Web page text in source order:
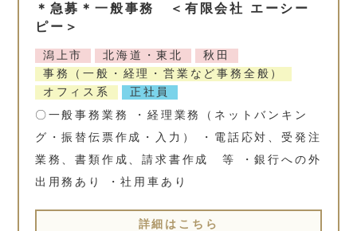
＊急募＊一般事務 ＜有限会社 エーシー
ピー＞
潟上市 北海道・東北
秋田
事務（一般・経理・営業など事務全般）
オフィス系
正社員
〇一般事務業務 ・経理業務（ネットバンキン
グ・振替伝票作成・入力） ・電話応対、受発注
業務、書類作成、請求書作成 等 ・銀行への外
出用務あり ・社用車あり
詳細はこちら